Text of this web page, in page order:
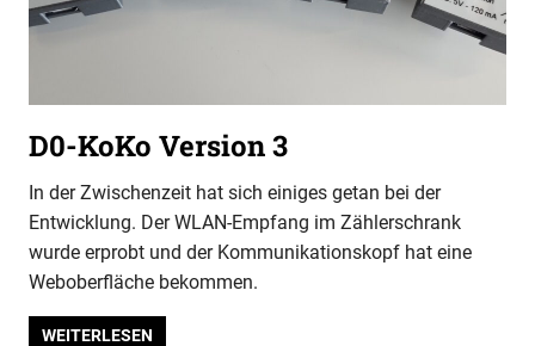
D0-KoKo Version 3
In der Zwischenzeit hat sich einiges getan bei der
Entwicklung. Der WLAN-Empfang im Zählerschrank
wurde erprobt und der Kommunikationskopf hat eine
Weboberfläche bekommen.
WEITERLESEN